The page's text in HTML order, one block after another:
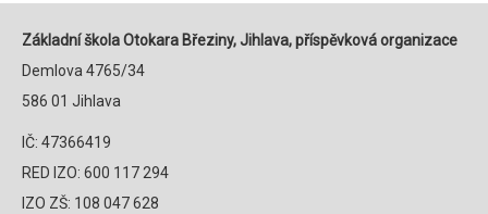
Základní škola Otokara Březiny, Jihlava, příspěvková organizace
Demlova 4765/34
586 01 Jihlava
IČ: 47366419
RED IZO: 600 117 294
IZO ZŠ: 108 047 628